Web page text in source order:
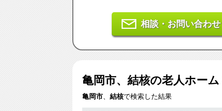
相談・お問い合わせ
亀岡市、結核の老人ホーム
亀岡市 結核で検索した結果